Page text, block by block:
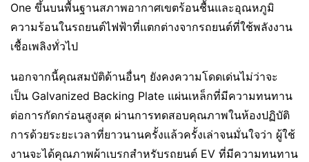
One ขึ้นบนพื้นฐานสภาพอากาศเขตร้อนชื้นและอุณหภูมิ
ความร้อนในรถยนต์ไฟฟ้าที่แตกต่างจากรถยนต์ที่ใช้พลังงาน
เชื้อเพลิงทั่วไป
นอกจากนี้คุณสมบัติด้านอื่นๆ ยังคงความโดดเด่นไม่ว่าจะ
เป็น Galvanized Backing Plate แผ่นเหล็กที่มีความทนทาน
ต่อการกัดกร่อนสูงสุด ผ่านการทดสอบคุณภาพในห้องปฏิบัติ
การด้วยระยะเวลาที่ยาวนานครั้งแล้วครั้งเล่าจนมั่นใจว่า ผู้ใช้
งานจะได้คุณภาพผ้าเบรกสำหรับรถยนต์ EV ที่มีความทนทาน